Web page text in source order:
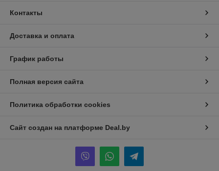
Контакты
Доставка и оплата
График работы
Полная версия сайта
Политика обработки cookies
Сайт создан на платформе Deal.by